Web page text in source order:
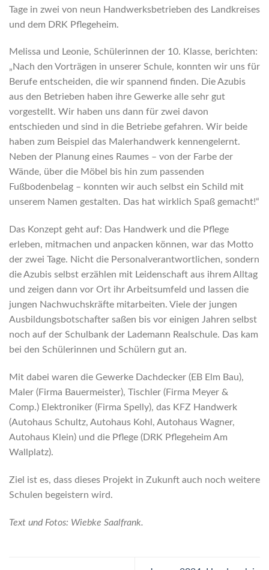
Tage in zwei von neun Handwerksbetrieben des Landkreises
und dem DRK Pflegeheim.
Melissa und Leonie, Schülerinnen der 10. Klasse, berichten:
„Nach den Vorträgen in unserer Schule, konnten wir uns für
Berufe entscheiden, die wir spannend finden. Die Azubis
aus den Betrieben haben ihre Gewerke alle sehr gut
vorgestellt. Wir haben uns dann für zwei davon
entschieden und sind in die Betriebe gefahren. Wir beide
haben zum Beispiel das Malerhandwerk kennengelernt.
Neben der Planung eines Raumes – von der Farbe der
Wände, über die Möbel bis hin zum passenden
Fußbodenbelag – konnten wir auch selbst ein Schild mit
unserem Namen gestalten. Das hat wirklich Spaß gemacht!“
Das Konzept geht auf: Das Handwerk und die Pflege
erleben, mitmachen und anpacken können, war das Motto
der zwei Tage. Nicht die Personalverantwortlichen, sondern
die Azubis selbst erzählen mit Leidenschaft aus ihrem Alltag
und zeigen dann vor Ort ihr Arbeitsumfeld und lassen die
jungen Nachwuchskräfte mitarbeiten. Viele der jungen
Ausbildungsbotschafter saßen bis vor einigen Jahren selbst
noch auf der Schulbank der Lademann Realschule. Das kam
bei den Schülerinnen und Schülern gut an.
Mit dabei waren die Gewerke Dachdecker (EB Elm Bau),
Maler (Firma Bauermeister), Tischler (Firma Meyer &
Comp.) Elektroniker (Firma Spelly), das KFZ Handwerk
(Autohaus Schultz, Autohaus Kohl, Autohaus Wagner,
Autohaus Klein) und die Pflege (DRK Pflegeheim Am
Wallplatz).
Ziel ist es, dass dieses Projekt in Zukunft auch noch weitere
Schulen begeistern wird.
Text und Fotos: Wiebke Saalfrank.